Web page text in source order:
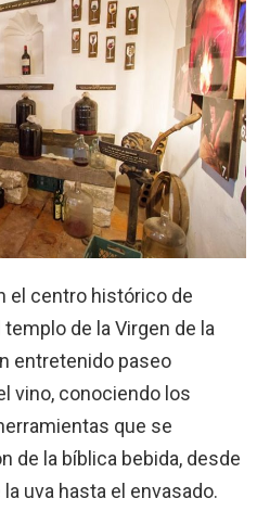
el centro histórico de
de la Virgen de la
entretenido paseo
vino, conociendo los
que se
de la bíblica bebida, desde
uva hasta el envasado.